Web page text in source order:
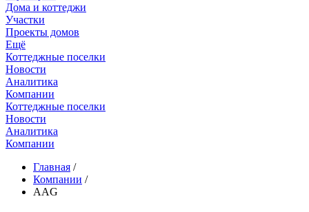
Дома и коттеджи
Участки
Проекты домов
Ещё
Коттеджные поселки
Новости
Аналитика
Компании
Коттеджные поселки
Новости
Аналитика
Компании
Главная /
Компании /
AAG